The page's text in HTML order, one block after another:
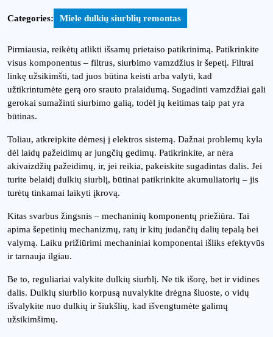
Categories: Miele dulkių siurblių remontas
Pirmiausia, reikėtų atlikti išsamų prietaiso patikrinimą. Patikrinkite
visus komponentus – filtrus, siurbimo vamzdžius ir šepetį. Filtrai
linkę užsikimšti, tad juos būtina keisti arba valyti, kad
užtikrintumėte gerą oro srauto pralaidumą. Sugadinti vamzdžiai gali
gerokai sumažinti siurbimo galią, todėl jų keitimas taip pat yra
būtinas.
Toliau, atkreipkite dėmesį į elektros sistemą. Dažnai problemų kyla
dėl laidų pažeidimų ar jungčių gedimų. Patikrinkite, ar nėra
akivaizdžių pažeidimų, ir, jei reikia, pakeiskite sugadintas dalis. Jei
turite belaidį dulkių siurblį, būtinai patikrinkite akumuliatorių – jis
turėtų tinkamai laikyti įkrovą.
Kitas svarbus žingsnis – mechaninių komponentų priežiūra. Tai
apima šepetinių mechanizmų, ratų ir kitų judančių dalių tepalą bei
valymą. Laiku prižiūrimi mechaniniai komponentai išliks efektyvūs
ir tarnauja ilgiau.
Be to, reguliariai valykite dulkių siurblį. Ne tik išorę, bet ir vidines
dalis. Dulkių siurblio korpusą nuvalykite drėgna šluoste, o vidų
išvalykite nuo dulkių ir šiukšlių, kad išvengtumėte galimų
užsikimšimų.